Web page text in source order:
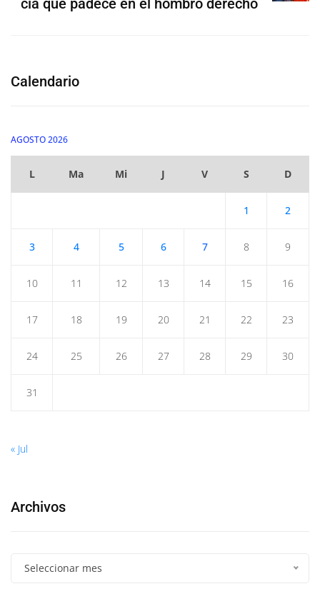
Calendario
AGOSTO 2026
L Ma Mi J V S D
1 2
3 4 5 6 7 8 9
10 11 12 13 14 15 16
17 18 19 20 21 22 23
24 25 26 27 28 29 30
31
« Jul
Archivos
Seleccionar mes